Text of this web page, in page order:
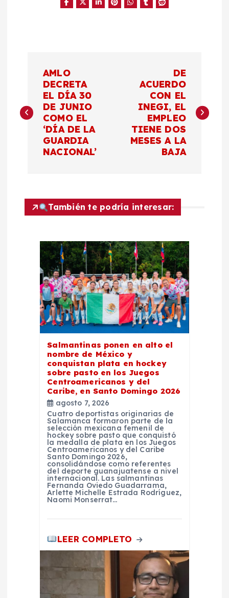
v
c
AMLO
DECRETA
EL DÍA 30
DE JUNIO
COMO EL
‘DÍA DE LA
GUARDIA
NACIONAL’
DE
ACUERDO
CON EL
INEGI, EL
EMPLEO
TIENE DOS
MESES A LA
BAJA
También te podría interesar:
Salmantinas ponen en alto el
nombre de México y
conquistan plata en hockey
sobre pasto en los Juegos
Centroamericanos y del
Caribe, en Santo Domingo 2026
agosto 7, 2026
Cuatro deportistas originarias de
Salamanca formaron parte de la
selección mexicana femenil de
hockey sobre pasto que conquistó
la medalla de plata en los Juegos
Centroamericanos y del Caribe
Santo Domingo 2026,
consolidándose como referentes
del deporte guanajuatense a nivel
internacional. Las salmantinas
Fernanda Oviedo Guadarrama,
Arlette Michelle Estrada Rodríguez,
Naomi Monserrat…
LEER COMPLETO